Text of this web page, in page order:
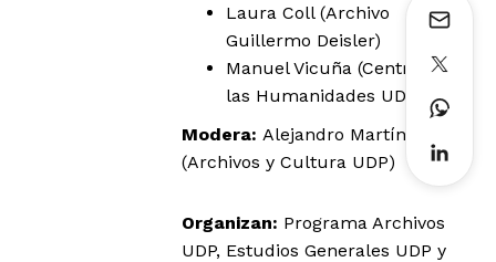
Laura Coll (Archivo
Guillermo Deisler)
Manuel Vicuña (Centro para
las Humanidades UDP)
Modera: Alejandro Martínez
(Archivos y Cultura UDP)
Organizan: Programa Archivos
UDP, Estudios Generales UDP y